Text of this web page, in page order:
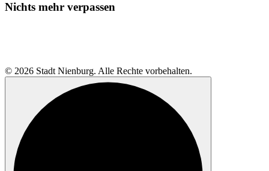
Nichts mehr verpassen
© 2026 Stadt Nienburg. Alle Rechte vorbehalten.